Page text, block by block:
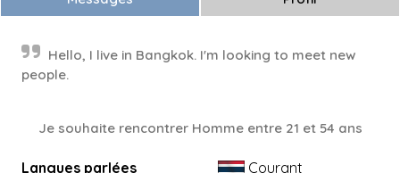
Hello, I live in Bangkok. I'm looking to meet new
people.
Je souhaite rencontrer Homme entre 21 et 54 ans
Langues parlées
Courant